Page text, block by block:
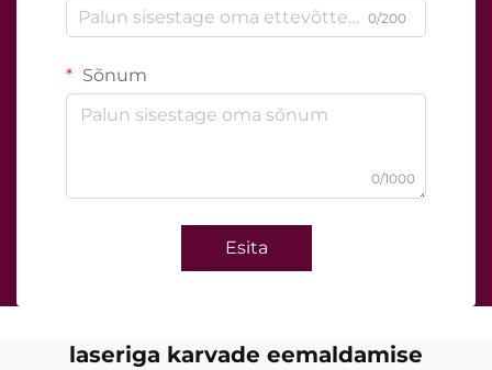
0/200
Sõnum
0/1000
Esita
laseriga karvade eemaldamise